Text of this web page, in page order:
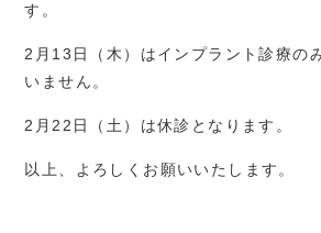
す。
2月13日（木）はインプラント診療の
いません。
2月22日（土）は休診となります。
以上、よろしくお願いいたします。